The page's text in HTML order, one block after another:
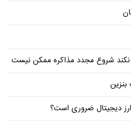
نکند شروع مجدد مذاکره ممکن نیست
دیجیتال ضروری است؟